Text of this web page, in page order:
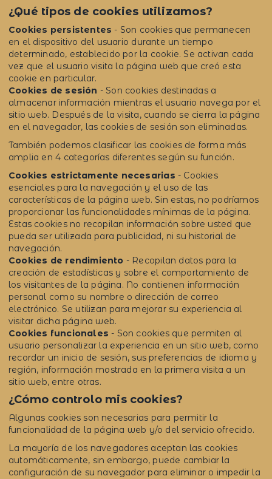
¿Qué tipos de cookies utilizamos?
Cookies persistentes - Son cookies que permanecen
en el dispositivo del usuario durante un tiempo
determinado, establecido por la cookie. Se activan cada
vez que el usuario visita la página web que creó esta
cookie en particular.
Cookies de sesión - Son cookies destinadas a
almacenar información mientras el usuario navega por el
sitio web. Después de la visita, cuando se cierra la página
en el navegador, las cookies de sesión son eliminadas.
También podemos clasificar las cookies de forma más
amplia en 4 categorías diferentes según su función.
Cookies estrictamente necesarias - Cookies
esenciales para la navegación y el uso de las
características de la página web. Sin estas, no podríamos
proporcionar las funcionalidades mínimas de la página.
Estas cookies no recopilan información sobre usted que
pueda ser utilizada para publicidad, ni su historial de
navegación.
Cookies de rendimiento - Recopilan datos para la
creación de estadísticas y sobre el comportamiento de
los visitantes de la página. No contienen información
personal como su nombre o dirección de correo
electrónico. Se utilizan para mejorar su experiencia al
visitar dicha página web.
Cookies funcionales - Son cookies que permiten al
usuario personalizar la experiencia en un sitio web, como
recordar un inicio de sesión, sus preferencias de idioma y
región, información mostrada en la primera visita a un
sitio web, entre otras.
¿Cómo controlo mis cookies?
Algunas cookies son necesarias para permitir la
funcionalidad de la página web y/o del servicio ofrecido.
La mayoría de los navegadores aceptan las cookies
automáticamente, sin embargo, puede cambiar la
configuración de su navegador para eliminar o impedir la